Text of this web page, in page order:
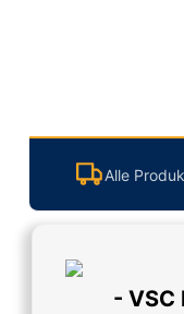
Alle
- VSC